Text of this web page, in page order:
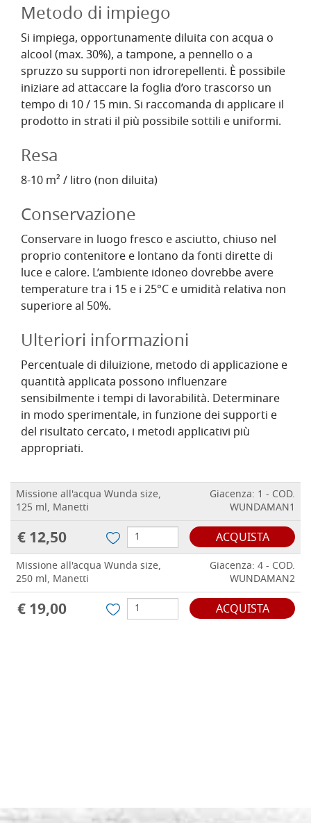
Metodo di impiego
Si impiega, opportunamente diluita con acqua o
alcool (max. 30%), a tampone, a pennello o a
spruzzo su supporti non idrorepellenti. È possibile
iniziare ad attaccare la foglia d’oro trascorso un
tempo di 10 / 15 min. Si raccomanda di applicare il
prodotto in strati il più possibile sottili e uniformi.
Resa
8-10 m² / litro (non diluita)
Conservazione
Conservare in luogo fresco e asciutto, chiuso nel
proprio contenitore e lontano da fonti dirette di
luce e calore. L’ambiente idoneo dovrebbe avere
temperature tra i 15 e i 25°C e umidità relativa non
superiore al 50%.
Ulteriori informazioni
Percentuale di diluizione, metodo di applicazione e
quantità applicata possono influenzare
sensibilmente i tempi di lavorabilità. Determinare
in modo sperimentale, in funzione dei supporti e
del risultato cercato, i metodi applicativi più
appropriati.
Missione all'acqua Wunda size,
125 ml, Manetti
Giacenza: 1 - COD.
WUNDAMAN1
€ 12,50 ACQUISTA
Missione all'acqua Wunda size,
250 ml, Manetti
Giacenza: 4 - COD.
WUNDAMAN2
€ 19,00 ACQUISTA